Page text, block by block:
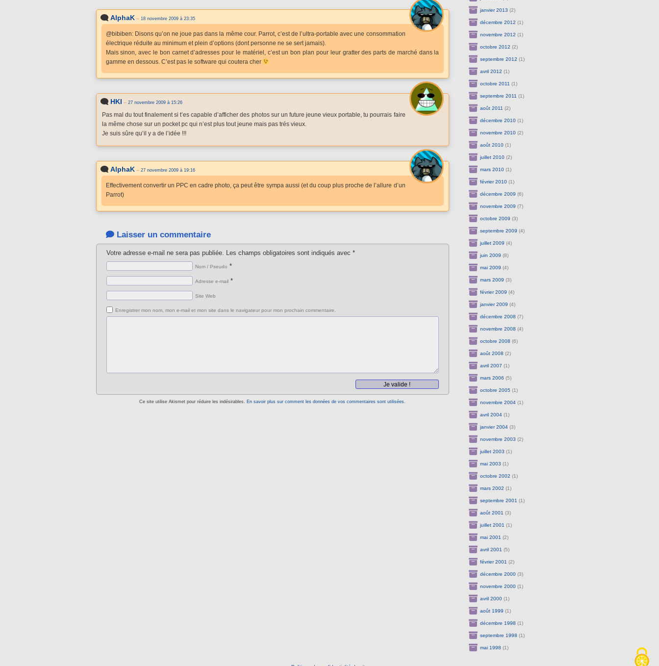
AlphaK-- 18 novembre 2009 à 23:35
@bibiben: Disons qu’on ne joue pas dans la même cour. Parrot, c’est de l’ultra-portable avec une consommation
électrique réduite au minimum et plein d’options (dont personne ne se sert jamais).
Mais sinon, avec le bon carnet d’adresses pour le matériel, c’est un bon plan pour leur gratter des parts de marché dans la
gamme en dessous. C’est pas le software qui coutera cher
HKI -- 27 novembre 2009 à 15:26
Pas mal du tout finalement si t’es capable d’afficher des photos sur un future jeune vieux portable, tu pourrais faire
la même chose sur un pocket pc qui n’est plus tout jeune mais pas trés vieux.
Je suis sûre qu’il y a de l’idée !!!
AlphaK-- 27 novembre 2009 à 19:16
Effectivement convertir un PPC en cadre photo, ça peut être sympa aussi (et du coup plus proche de l’allure d’un
Parrot)
Laisser un commentaire
Votre adresse e-mail ne sera pas publiée. Les champs obligatoires sont indiqués avec *
Nom / Pseudo *
Adresse e-mail *
Site Web
Enregistrer mon nom, mon e-mail et mon site dans le navigateur pour mon prochain commentaire.
Ce site utilise Akismet pour réduire les indésirables. En savoir plus sur comment les données de vos commentaires sont utilisées.
janvier 2013 (2)
décembre 2012 (1)
novembre 2012 (1)
octobre 2012 (2)
septembre 2012 (1)
avril 2012 (1)
octobre 2011 (1)
septembre 2011 (1)
août 2011 (2)
décembre 2010(1)
novembre 2010(2)
août 2010(1)
juillet 2010(2)
mars 2010(1)
février 2010(1)
décembre 2009 (6)
novembre 2009 (7)
octobre 2009 (3)
septembre 2009 (4)
juillet 2009 (4)
juin 2009 (8)
mai 2009 (4)
mars 2009 (3)
février 2009 (4)
janvier 2009 (4)
décembre 2008 (7)
novembre 2008 (4)
octobre 2008 (6)
août 2008 (2)
avril 2007 (1)
mars 2006 (5)
octobre 2005 (1)
novembre 2004(1)
avril 2004(1)
janvier 2004(3)
novembre 2003 (2)
juillet 2003 (1)
mai 2003 (1)
octobre 2002 (1)
mars 2002 (1)
septembre 2001 (1)
août 2001 (3)
juillet 2001 (1)
mai 2001 (2)
avril 2001 (5)
février 2001 (2)
décembre 2000(3)
novembre 2000(1)
avril 2000(1)
août 1999 (1)
décembre 1998 (1)
septembre 1998 (1)
mai 1998 (1)